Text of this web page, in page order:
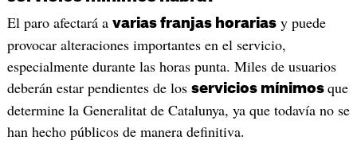
El paro afectará a varias franjas horariasy puede
provocar alteraciones importantes en el servicio,
especialmente durante las horas punta. Miles de usuarios
deberán estar pendientes de los servicios mínimos que
determine la Generalitat de Catalunya, ya que todavía no se
han hecho públicos de manera definitiva.